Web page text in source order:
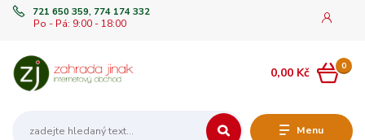
Menu
721 650 359, 774 174 332
Po - Pá: 9:00 - 18:00
0
0,00 Kč